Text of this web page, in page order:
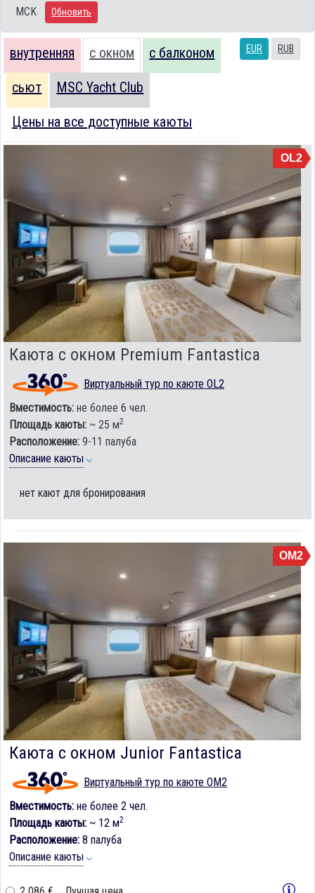
MCK
Обновить
EUR RUB
внутренняя с окном с балконом
сьют MSC Yacht Club
Цены на все доступные каюты
OL2
Каюта с окном Premium Fantastica
Виртуальный тур по каюте OL2
Вместимость: не более 6 чел.
Площадь каюты: ~ 25 м2
Расположение: 9-11 палуба
Описание каюты
нет кают для бронирования
OM2
Каюта с окном Junior Fantastica
Виртуальный тур по каюте OM2
Вместимость: не более 2 чел.
Площадь каюты: ~ 12 м2
Расположение: 8 палуба
Описание каюты